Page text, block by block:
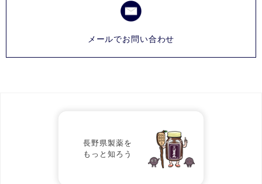
メールでお問い合わせ
長野県製薬を
もっと知ろう